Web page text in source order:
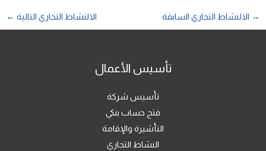
→ الالنشاط التجاري السابقة الالنشاط التجاري التالية ←
تأسيس الأعمال
تأسيس شركة
فتح حساب بنكي
التأشيرة والإقامة
النشاط التجاري